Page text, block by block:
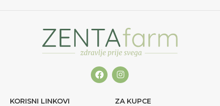
KORISNI LINKOVI
ZA KUPCE